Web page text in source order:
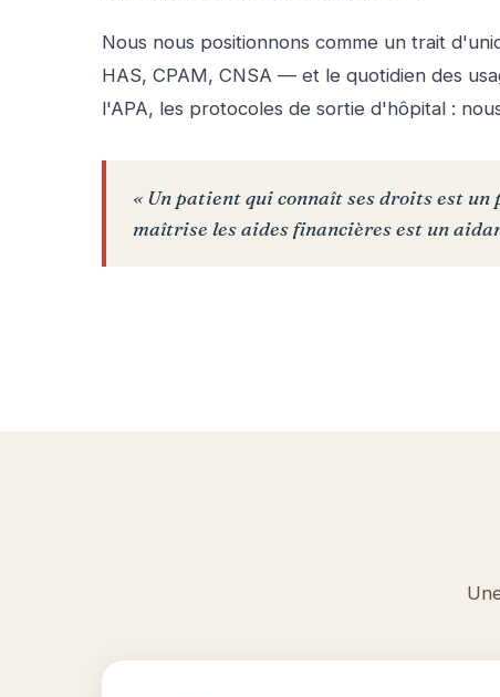
Nous nous positionnons comme un trait
HAS, CPAM, CNSA — et le quotidien des
l'APA, les protocoles de sortie d'hôpital :
« Un patient qui connaît ses droits est
maîtrise les aides financières est un